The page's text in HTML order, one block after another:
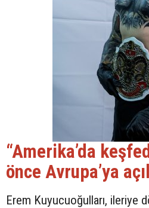
“Amerika’da
önce Avrupa’ya
Erem Kuyucuoğulları, ileriye